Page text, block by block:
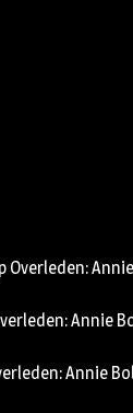
Overleden:
Annie
Annie